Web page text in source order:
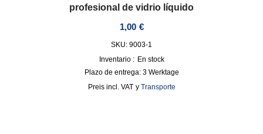
profesional de vidrio líquido
1,00 €
SKU: 9003-1
Inventario : En stock
Plazo de entrega: 3 Werktage
incl. VAT y Transporte